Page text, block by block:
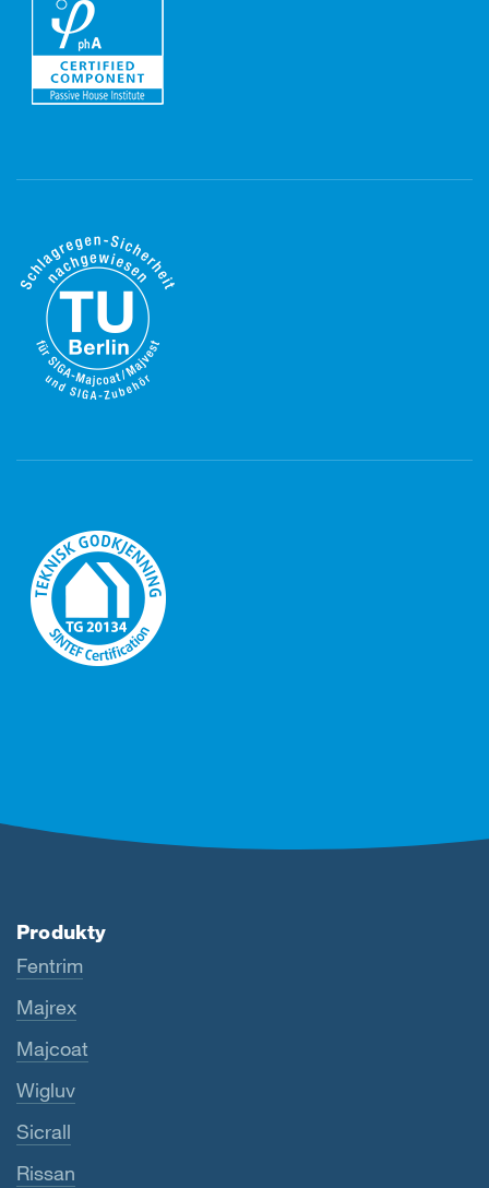
Produkty
Fentrim
Majrex
Majcoat
Wigluv
Sicrall
Rissan